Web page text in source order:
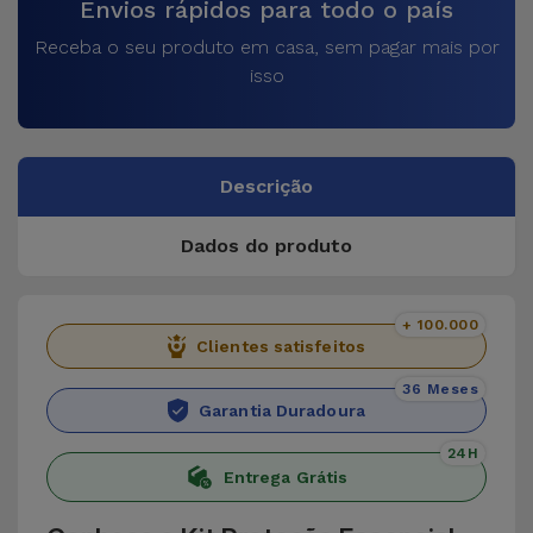
Envios rápidos para todo o país
Receba o seu produto em casa, sem pagar mais por
isso
Descrição
Dados do produto
Clientes satisfeitos
+ 100.000
Garantia Duradoura
36 Meses
Entrega Grátis
24H